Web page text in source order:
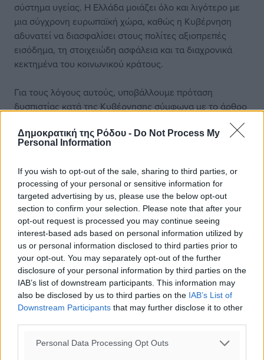
Δημοκρατική της Ρόδου - Do Not Process My
Personal Information
If you wish to opt-out of the sale, sharing to third parties, or
processing of your personal or sensitive information for
targeted advertising by us, please use the below opt-out
section to confirm your selection. Please note that after your
opt-out request is processed you may continue seeing
interest-based ads based on personal information utilized by
us or personal information disclosed to third parties prior to
your opt-out. You may separately opt-out of the further
disclosure of your personal information by third parties on the
IAB’s list of downstream participants. This information may
also be disclosed by us to third parties on the IAB’s List of
Downstream Participants that may further disclose it to other
Personal Data Processing Opt Outs
σύστημα υγείας. Η Ελλάδα μοιάζει όλο και λιγότερο με
μια σύγχρονη ευρωπαϊκή χώρα, καθώς η Κυβέρνηση
αδυνατεί να διασφαλίσει στους πολίτες αξιοπρεπές
εισόδημα, τη στοιχειώδη ασφάλεια και τα διαχρονικά
κεκτημένα του κοινωνικού κράτους.
Για τους λόγους αυτούς, υποβάλλουμε πρόταση
δυσπιστίας κατά της Κυβέρνησης σύμφωνα με το άρθρο
Κανονισμού της Βουλής».
#Πρόταση Δυσπιστίας #Βουλή #Τέμπη
Δείτε περισσότερα άρθρα μας στα αποτελέσματα αναζήτησης
Add Dimokratiki.gr on Google ↗
Ακολουθήστε μας στο Google News ★ ↗
Στο Google News πατήστε ★ Ακολουθήστε